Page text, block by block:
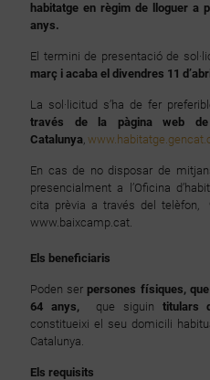
habitatge en règim de lloguer a
anys.
El termini de presentació de
març i acaba el divendres 11
La sol·licitud s’ha de fer
través de la pàgina web de
Catalunya,
En cas de no disposar de
presencialment a l’Oficina
cita prèvia a través del telèfon,
www.baixcamp.cat.
Els beneficiaris
Poden ser persones físiques,
64 anys, que siguin titulars
constitueixi el seu domicili
Catalunya.
Els requisits